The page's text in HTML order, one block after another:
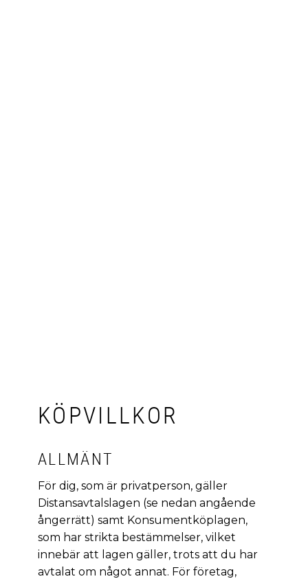
KÖPVILLKOR
ALLMÄNT
För dig, som är privatperson, gäller
Distansavtalslagen (se nedan angående
ångerrätt) samt Konsumentköplagen,
som har strikta bestämmelser, vilket
innebär att lagen gäller, trots att du har
avtalat om något annat. För företag,